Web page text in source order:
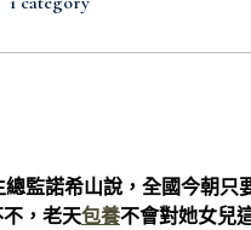
總監諾希山說，全國今朝只
，老天包養不會對她女兒